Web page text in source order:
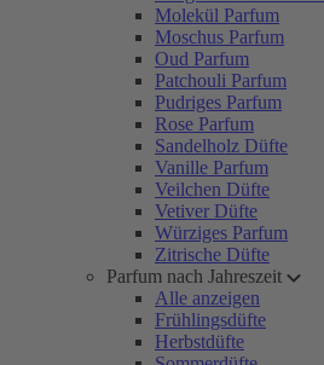
Molekül Parfum
Moschus Parfum
Oud Parfum
Patchouli Parfum
Pudriges Parfum
Rose Parfum
Sandelholz Düfte
Vanille Parfum
Veilchen Düfte
Vetiver Düfte
Würziges Parfum
Zitrische Düfte
Parfum nach Jahreszeit
Alle anzeigen
Frühlingsdüfte
Herbstdüfte